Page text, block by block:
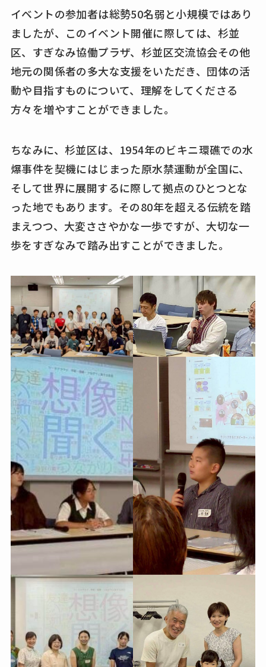
イベントの参加者は総勢50名弱と小規模ではあり
ましたが、このイベント開催に際しては、杉並
区、すぎなみ協働プラザ、杉並区交流協会その他
地元の関係者の多大な支援をいただき、団体の活
動や目指すものについて、理解をしてくださる
方々を増やすことができました。
ちなみに、杉並区は、1954年のビキニ環礁での水
爆事件を契機にはじまった原水禁運動が全国に、
そして世界に展開するに際して拠点のひとつとな
った地でもあります。その80年を超える伝統を踏
まえつつ、大変ささやかな一歩ですが、大切な一
歩をすぎなみで踏み出すことができました。